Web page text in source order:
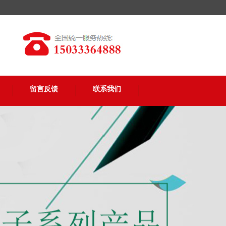
留言反馈 联系我们